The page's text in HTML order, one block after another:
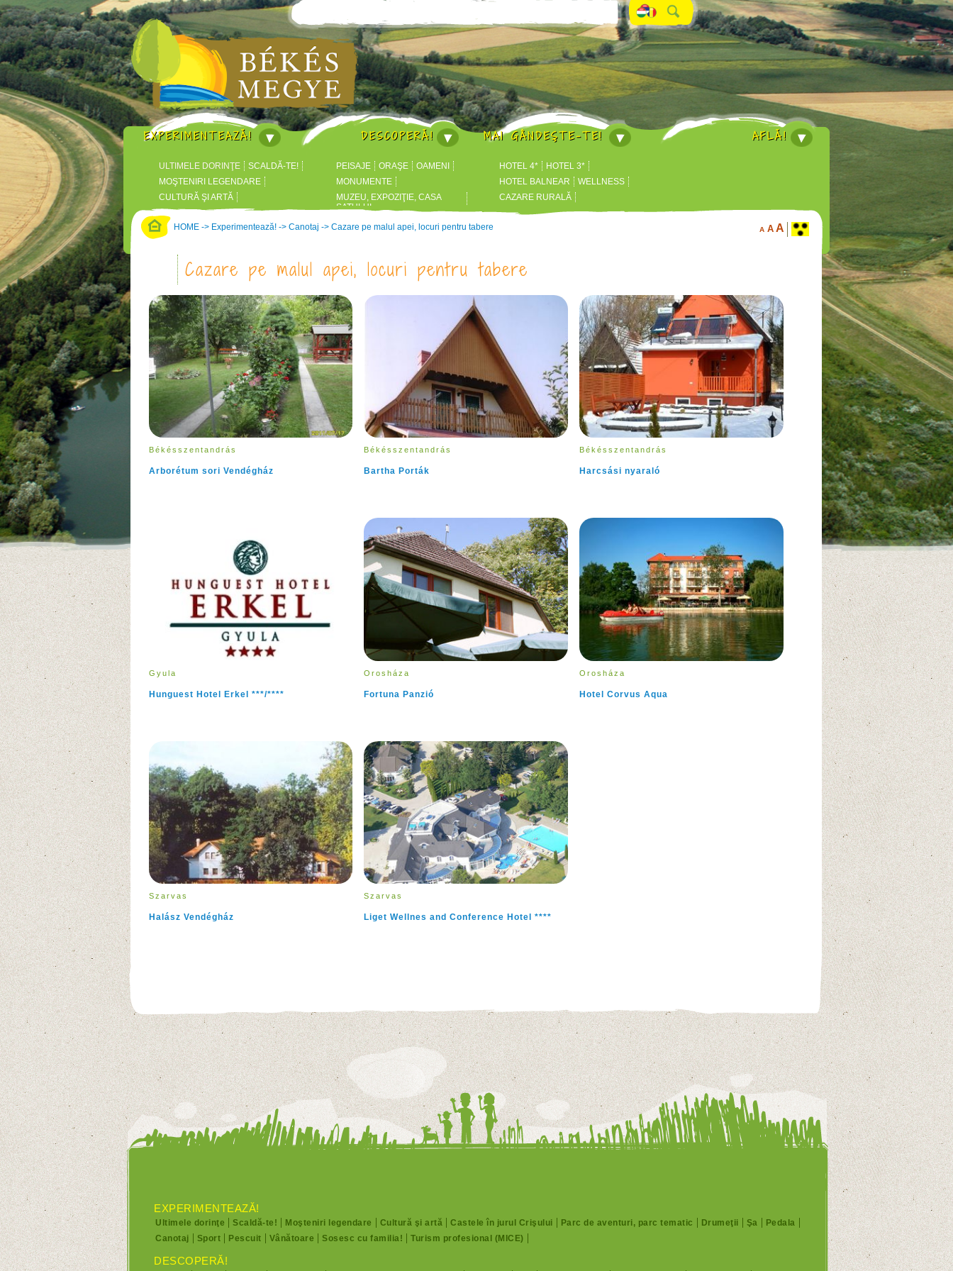
ULTIMELE DORINŢE
SCALDĂ-TE!
MOŞTENIRI LEGENDARE
CULTURĂ ŞI ARTĂ
CASTELE ÎN JURUL CRIŞULUI
PARC DE AVENTURI, PARC
TEMATIC
PEISAJE ORAŞE
OAMENI
MONUMENTE
MUZEU, EXPOZIŢIE, CASA
SATULUI
ȘTRANDURI
HOTEL 4*
HOTEL 3*
HOTEL BALNEAR
WELLNESS
CAZARE RURALĂ
HOTEL BUSINESS
EXPERIMENTEAZĂ! DESCOPERĂ! MAI GÂNDEŞTE-TE! AFLĂ!
HOME -> Experimentează! -> Canotaj -> Cazare pe malul apei, locuri pentru tabere A A A
Cazare pe malul apei, locuri pentru tabere
Békésszentandrás
Arborétum sori Vendégház
Békésszentandrás
Bartha Porták
Békésszentandrás
Harcsási nyaraló
Gyula
Hunguest Hotel Erkel ***/****
Orosháza
Fortuna Panzió
Orosháza
Hotel Corvus Aqua
Szarvas
Halász Vendégház
Szarvas
Liget Wellnes and Conference Hotel ****
EXPERIMENTEAZĂ!
Ultimele dorinţe Scaldă-te! Moşteniri legendare Cultură şi artă Castele în jurul Crişului Parc de aventuri, parc tematic Drumeţii Şa
Pedala
Canotaj
Sport Pescuit Vânătoare Sosesc cu familia! Turism profesional (MICE)
DESCOPERĂ!